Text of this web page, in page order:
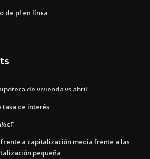
de pf en línea
de vivienda vs abril
tasa de interés
a capitalización media frente a las
pequeña